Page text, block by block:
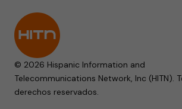
© 2026 Hispanic Information and
Telecommunications Network, Inc (HITN).
derechos reservados.